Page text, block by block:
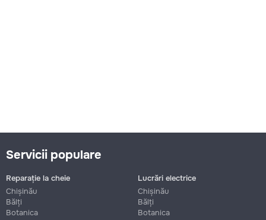
Servicii populare
Reparație la cheie
Chișinău
Bălți
Botanica
Lucrări electrice
Chișinău
Bălți
Botanica